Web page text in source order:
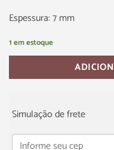
Espessura: 7 mm
1 em estoque
Simulação de frete